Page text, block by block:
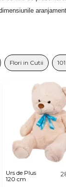
Flori in Cutii
Urs de Plus
120 cm